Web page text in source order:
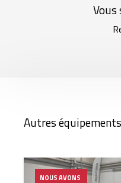
Autres
NOUS AVONS